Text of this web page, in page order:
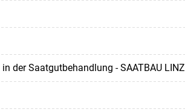
der Saatgutbehandlung - SAATBAU LINZ